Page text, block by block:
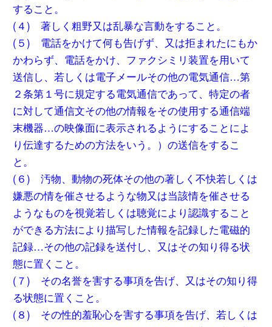
すること。
(４) 著しく粗野又は乱暴な言動をすること。
(５) 電話をかけて何も告げず、又は拒まれたにもか
かわらず、電話をかけ、ファクシミリ装置を用いて
送信し、若しくは電子メールその他の電気通信…第
２条第１号に規定する電気通信であって、特定の者
に対して通信文その他の情報をその使用する通信端
末機器…の映像面に表示されるようにすることによ
り伝達するための方法をいう。）の送信をするこ
と。
(６) 汚物、動物の死体その他の著しく不快若しくは
嫌悪の情を催させるような物又は当該情を催させる
ようなものを視覚若しくは聴覚により認識すること
ができる方法により描写した情報を記録した電磁的
記録…その他の記録を送付し、又はその知り得る状
態に置くこと。
(７) その名誉を害する事項を告げ、又はその知り得
る状態に置くこと。
(８) その性的羞恥心を害する事項を告げ、若しくは